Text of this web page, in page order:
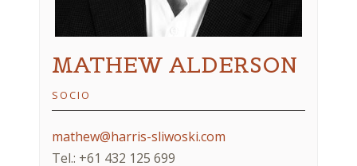
MATHEW ALDERSON
SOCIO
mathew@harris-sliwoski.com
Tel.: +61 432 125 699